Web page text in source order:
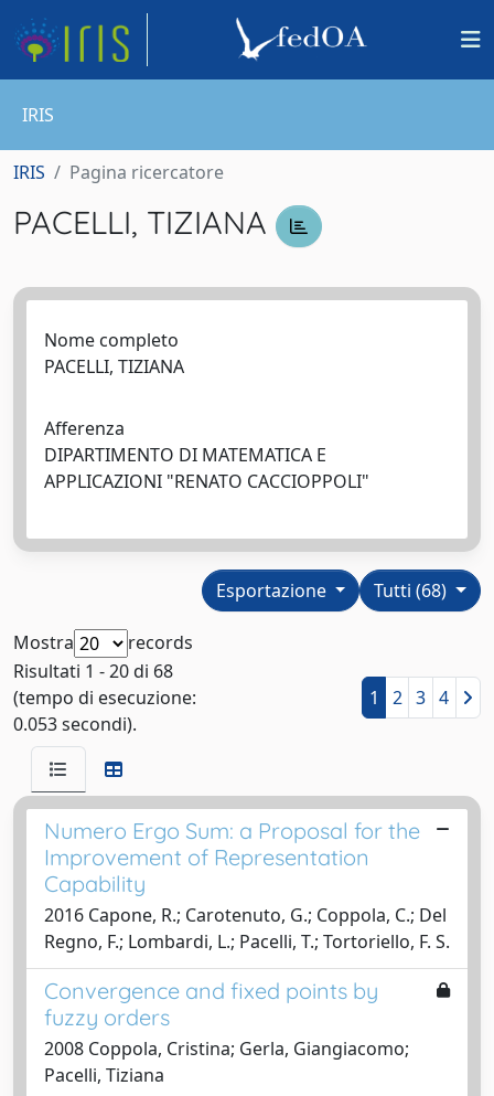
IRIS
IRIS Pagina ricercatore
PACELLI, TIZIANA
Nome completo
PACELLI, TIZIANA
Afferenza
DIPARTIMENTO DI MATEMATICA E
APPLICAZIONI "RENATO CACCIOPPOLI"
Tutti (68)
Esportazione
Mostra
records
Risultati 1 - 20 di 68
(tempo di esecuzione:
0.053 secondi).
1 2 3 4
Numero Ergo Sum: a Proposal for the
Improvement of Representation
Capability
2016 Capone, R.; Carotenuto, G.; Coppola, C.; Del
Regno, F.; Lombardi, L.; Pacelli, T.; Tortoriello, F. S.
Convergence and fixed points by
fuzzy orders
2008 Coppola, Cristina; Gerla, Giangiacomo;
Pacelli, Tiziana